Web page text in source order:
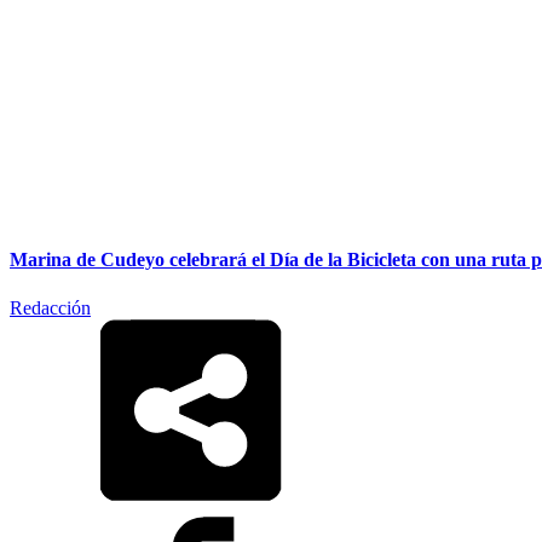
Marina de Cudeyo celebrará el Día de la Bicicleta con una ruta
Redacción